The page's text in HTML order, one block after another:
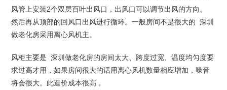
风管上安装2个双层百叶出风口，出风口可以调节出风的方向。
然后再从顶部的回风口出风进行循环。一般房间不是很大的 深圳
做老化房采用离心风机主。
风柜主要是 深圳做老化房的房间太大、跨度过宽、温度均匀度要
求过高才用，如果房间很大的话用离心风机数量相应增加，噪音
将会很大。此造价成本很高，